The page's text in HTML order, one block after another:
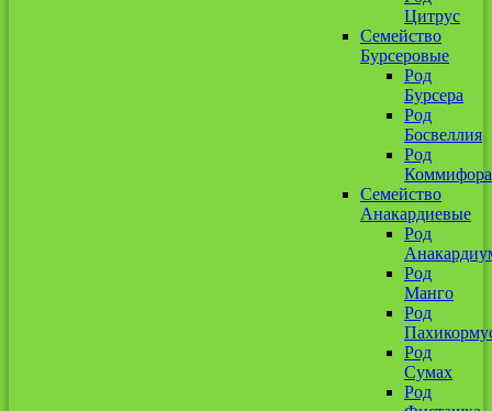
Цитрус
Семейство
Бурсеровые
Род
Бурсера
Род
Босвеллия
Род
Коммифора
Семейство
Анакардиевые
Род
Род
Манго
Род
Род
Сумах
Род